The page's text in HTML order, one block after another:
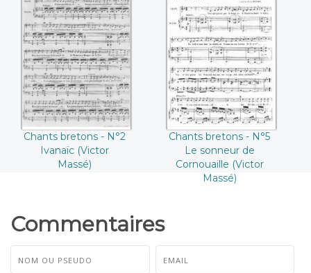
Chants bretons -
N°2 Ivanaïc (Victor
Massé)
Chants bretons - N°2
Ivanaïc (Victor
Massé)
Chants bretons -
N°5 Le sonneur de
Cornouaille (Victor
Massé)
Chants bretons - N°5
Le sonneur de
Cornouaille (Victor
Massé)
Commentaires